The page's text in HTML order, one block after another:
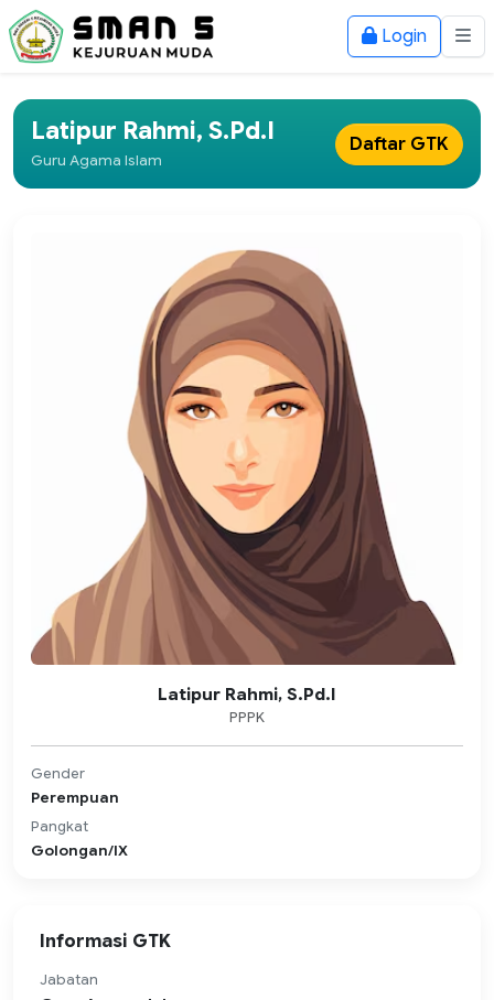
Login
Latipur Rahmi, S.Pd.I
Guru Agama Islam
Daftar GTK
Latipur Rahmi, S.Pd.I
PPPK
Gender
Perempuan
Pangkat
Golongan/IX
Informasi GTK
Jabatan